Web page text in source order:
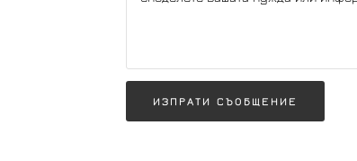
ИЗПРАТИ СЪОБЩЕНИЕ